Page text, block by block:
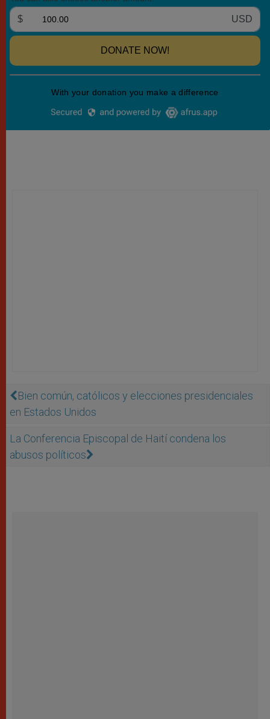
Bien común, católicos y elecciones presidenciales
en Estados Unidos
La Conferencia Episcopal de Haití condena los
abusos políticos